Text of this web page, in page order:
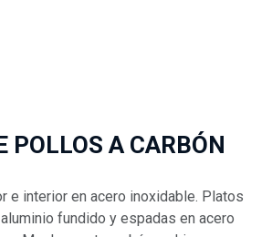
POLLOS A CARBÓN
e interior en acero inoxidable. Platos
fundido y espadas en acero